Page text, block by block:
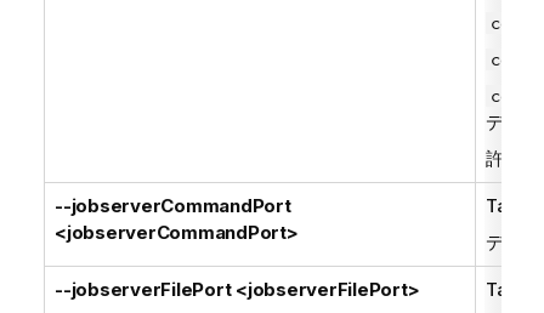
デフ
許可
--jobserverCommandPort
<jobserverCommandPort>
デフ
--jobserverFilePort <jobserverFilePort>